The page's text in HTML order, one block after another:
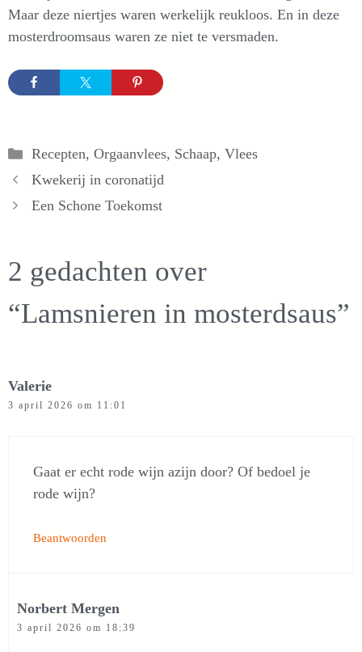
Maar deze niertjes waren werkelijk reukloos. En in deze
mosterdroomsaus waren ze niet te versmaden.
Categorieën
Recepten, Orgaanvlees, Schaap, Vlees
Kwekerij in coronatijd
Een Schone Toekomst
2 gedachten over
“Lamsnieren in mosterdsaus”
Valerie
3 april 2026 om 11:01
Gaat er echt rode wijn azijn door? Of bedoel je
rode wijn?
Beantwoorden
Norbert Mergen
3 april 2026 om 18:39